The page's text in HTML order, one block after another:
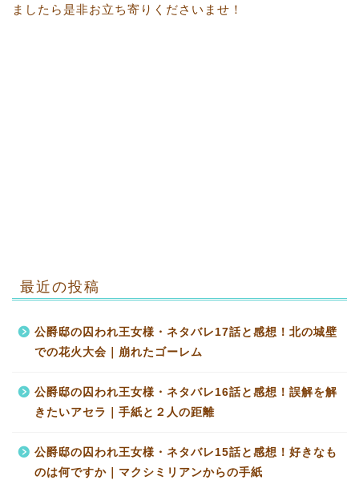
ましたら是非お立ち寄りくださいませ！
最近の投稿
公爵邸の囚われ王女様・ネタバレ17話と感想！北の城壁
での花火大会｜崩れたゴーレム
公爵邸の囚われ王女様・ネタバレ16話と感想！誤解を解
きたいアセラ｜手紙と２人の距離
公爵邸の囚われ王女様・ネタバレ15話と感想！好きなも
のは何ですか｜マクシミリアンからの手紙